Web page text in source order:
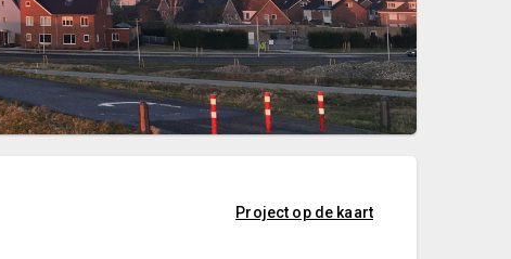
Project op de kaart